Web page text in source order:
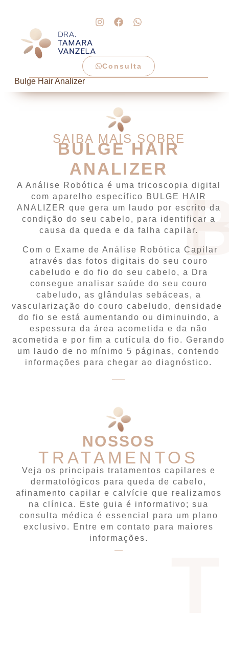
Consulta
Bulge Hair Analizer
SAIBA MAIS SOBRE
BULGE HAIR
ANALIZER
A Análise Robótica é uma tricoscopia digital
com aparelho específico BULGE HAIR
ANALIZER que gera um laudo por escrito da
condição do seu cabelo, para identificar a
causa da queda e da falha capilar.
Com o Exame de Análise Robótica Capilar
através das fotos digitais do seu couro
cabeludo e do fio do seu cabelo, a Dra
consegue analisar saúde do seu couro
cabeludo, as glândulas sebáceas, a
vascularização do couro cabeludo, densidade
do fio se está aumentando ou diminuindo, a
espessura da área acometida e da não
acometida e por fim a cutícula do fio. Gerando
um laudo de no mínimo 5 páginas, contendo
informações para chegar ao diagnóstico.
NOSSOS
TRATAMENTOS
Veja os principais tratamentos capilares e
dermatológicos para queda de cabelo,
afinamento capilar e calvície que realizamos
na clínica. Este guia é informativo; sua
consulta médica é essencial para um plano
exclusivo. Entre em contato para maiores
informações.